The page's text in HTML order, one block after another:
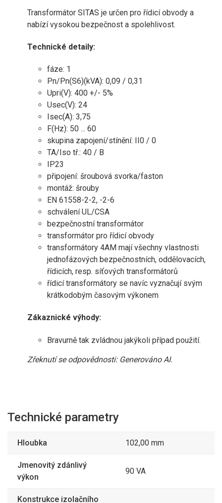
Transformátor SITAS je určen pro řídicí obvody a
nabízí vysokou bezpečnost a spolehlivost.
Technické detaily:
fáze: 1
Pn/Pn(S6)(kVA): 0,09 / 0,31
Upri(V): 400 +/- 5%
Usec(V): 24
Isec(A): 3,75
F(Hz): 50 ... 60
skupina zapojení/stínění: II0 / 0
TA/Iso tř.: 40 / B
IP23
připojení: šroubová svorka/faston
montáž: šrouby
EN 61558-2-2, -2-6
schválení UL/CSA
bezpečnostní transformátor
transformátor pro řídicí obvody
transformátory 4AM mají všechny vlastnosti
jednofázových bezpečnostních, oddělovacích,
řídicích, resp. síťových transformátorů
řídicí transformátory se navíc vyznačují svým
krátkodobým časovým výkonem
Zákaznické výhody:
Bravurně tak zvládnou jakýkoli případ použití.
Zřeknutí se odpovědnosti: Generováno AI.
Technické parametry
Hloubka 102,00 mm
Jmenovitý zdánlivý
výkon
90 VA
Konstrukce izolačního